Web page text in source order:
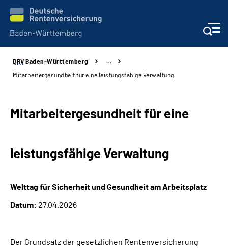
Beratung und Kontakt
Karriere
Über uns
DRV Baden-Württemberg
…
Mitarbeitergesundheit für eine leistungsfähige Verwaltung
Mitarbeitergesundheit für eine
leistungsfähige Verwaltung
Welttag für Sicherheit und Gesundheit am Arbeitsplatz
Datum: 27.04.2026
Der Grundsatz der gesetzlichen Rentenversicherung